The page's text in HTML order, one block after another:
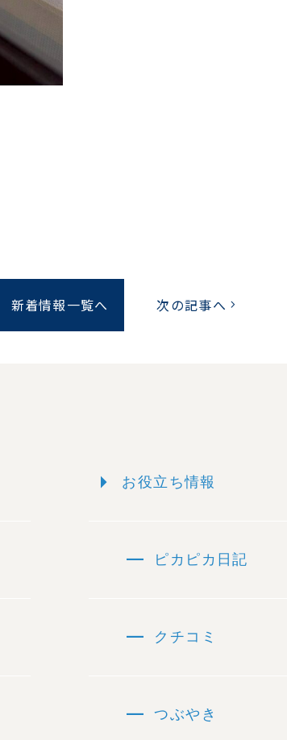
新着情報一覧へ 次の記事へ chevron_right
arrow_right お役立ち情報
remove ピカピカ日記
remove クチコミ
remove つぶやき